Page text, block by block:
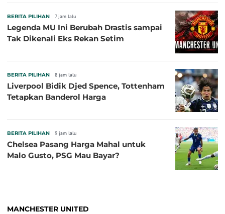
BERITA PILIHAN 7 jam lalu
Legenda MU Ini Berubah Drastis sampai
Tak Dikenali Eks Rekan Setim
BERITA PILIHAN 8 jam lalu
Liverpool Bidik Djed Spence, Tottenham
Tetapkan Banderol Harga
BERITA PILIHAN 9 jam lalu
Chelsea Pasang Harga Mahal untuk
Malo Gusto, PSG Mau Bayar?
MANCHESTER UNITED